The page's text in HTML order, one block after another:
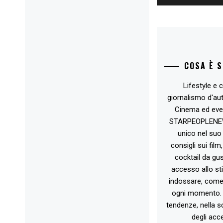
COSA È
Lifestyle e
giornalismo
Cinema ed
unico nel suo
consigli sui
cocktail da
accesso allo
indossare,
ogni
tendenze, nella
degli